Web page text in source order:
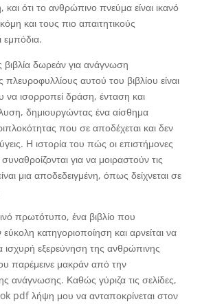
ότι το ανθρώπινο πνεύμα είναι ικανό
και τους πιο απαιτητικούς
εμπόδια.
δωρεάν για ανάγνωση
αυτού του βιβλίου είναι
να ισορροπεί δράση, ένταση και
δημιουργώντας ένα αίσθημα
που σε αποδέχεται και δεν
Η ιστορία του πώς οι επιστήμονες
συναθροίζονται για να μοιραστούν τις
μια αποδεδειγμένη, όπως δείχνεται σε
πρωτότυπο, ένα βιβλίο που
κατηγοριοποίηση και αρνείται να
ισχυρή εξερεύνηση της ανθρώπινης
παρέμεινε μακράν από την
ανάγνωσης. Καθώς γύριζα τις σελίδες,
pdf λήψη μου να ανταποκρίνεται στον